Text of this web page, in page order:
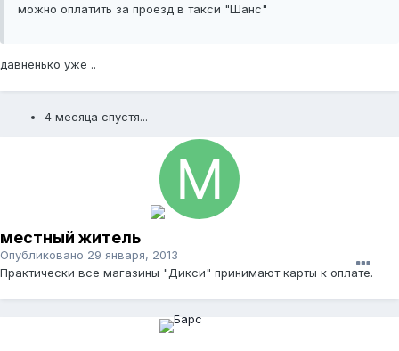
можно оплатить за проезд в такси "Шанс"
давненько уже ..
4 месяца спустя...
местный житель
Опубликовано 29 января, 2013
Практически все магазины "Дикси" принимают карты к оплате.